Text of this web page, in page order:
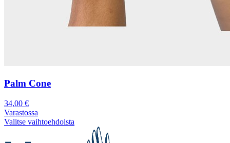
Palm Cone
34,00 €
Varastossa
Valitse vaihtoehdoista